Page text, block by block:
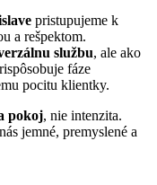
pristupujeme k
a rešpektom.
službu, ale ako
fáze
pocitu klientky.
pokoj, nie intenzita.
jemné, premyslené a